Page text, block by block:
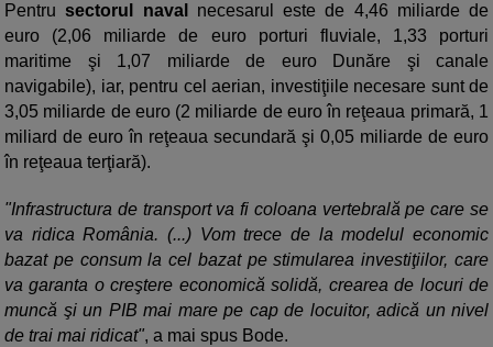
Pentrusectorul naval
necesarul este de 4,46 miliarde de
euro (2,06 miliarde de euro porturi fluviale, 1,33 porturi
maritime şi 1,07 miliarde de euro Dunăre şi canale
navigabile), iar, pentru cel aerian, investiţiile necesare sunt de
3,05 miliarde de euro (2 miliarde de euro în reţeaua primară, 1
miliard de euro în reţeaua secundară şi 0,05 miliarde de euro
în reţeaua terţiară).
"Infrastructura de transport va fi coloana vertebrală pe care se
va ridica România. (...) Vom trece de la modelul economic
bazat pe consum la cel bazat pe stimularea investiţiilor, care
va garanta o creştere economică solidă, crearea de locuri de
muncă şi un PIB mai mare pe cap de locuitor, adică un nivel
de trai mai ridicat", a mai spus Bode.